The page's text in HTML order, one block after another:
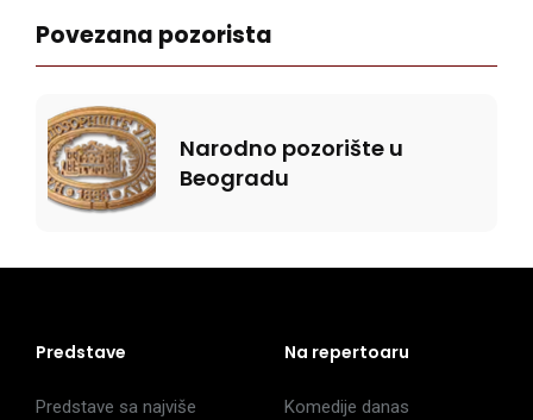
Povezana pozorista
Narodno pozorište u
Beogradu
Predstave
Predstave sa najviše
Na repertoaru
Komedije danas